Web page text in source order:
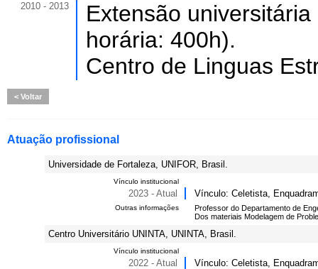
2010 - 2013
Extensão
horária: 400h).
Centro de Linguas
Voltar
Atuação profissional
Universidade de Fortaleza, UNIFOR, Brasil.
Vínculo institucional
2023 - Atual Vínculo: Celetista,
Outras informações
Professor do Departamento de
Dos materiais Modelagem de
Centro Universitário UNINTA, UNINTA, Brasil.
Vínculo institucional
2022 - Atual Vínculo: Celetista,